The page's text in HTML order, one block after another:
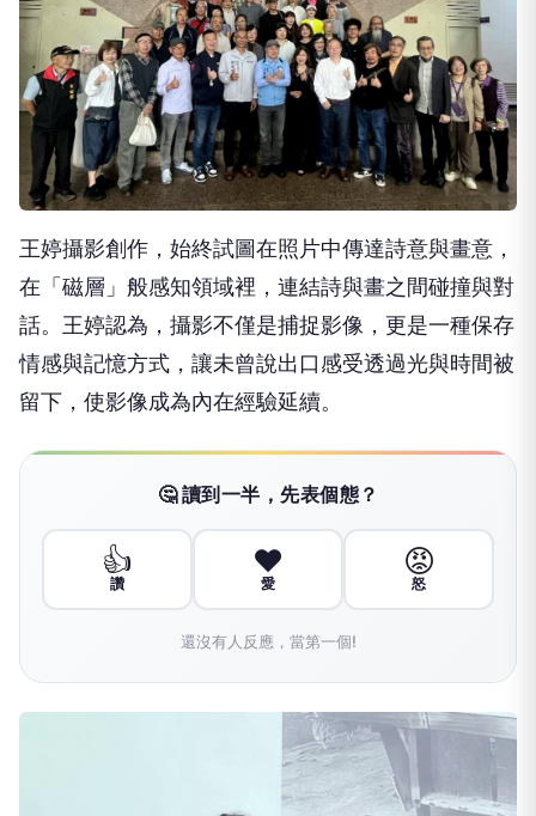
王婷攝影創作，始終試圖在照片中傳達詩意與畫意，
在「磁層」般感知領域裡，連結詩與畫之間碰撞與對
話。王婷認為，攝影不僅是捕捉影像，更是一種保存
情感與記憶方式，讓未曾說出口感受透過光與時間被
留下，使影像成為內在經驗延續。
🤔 讀到一半，先表個態？
👍
讚
❤️
愛
😡
怒
還沒有人反應，當第一個!